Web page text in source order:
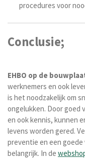
procedures voor
Conclusie;
EHBO op de
werknemers en ook
is het noodzakelijk om
ongelukken. Door goed
en ook kennis, kunnen
levens worden gered.
preventie en een
belangrijk. In de